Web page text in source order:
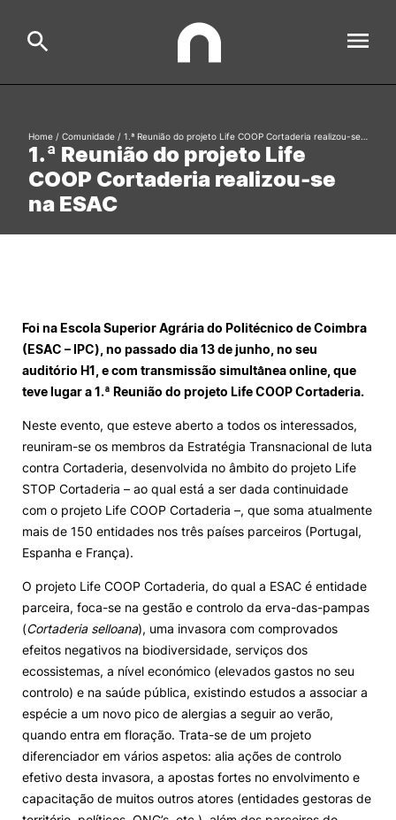
Estudar
International Relations
Ofertas de Emprego e Informações Úteis
Loja da Agrária
Mudança de Par Instituição/Curso
©2026 Instituto Politécnico de Coimbra. Todos os direitos reservados.
Search
Formative Offer
1.ª Reunião do projeto Life
COOP Cortaderia realizou-se
na ESAC
Home / Comunidade / 1.ª Reunião do projeto Life COOP Cortaderia realizou-se…
Foi na Escola Superior Agrária do Politécnico de Coimbra
(ESAC – IPC), no passado dia 13 de junho, no seu
auditório H1, e com transmissão simultânea online, que
teve lugar a 1.ª Reunião do projeto Life COOP Cortaderia.
Neste evento, que esteve aberto a todos os interessados,
reuniram-se os membros da Estratégia Transnacional de luta
contra Cortaderia, desenvolvida no âmbito do projeto Life
STOP Cortaderia – ao qual está a ser dada continuidade
com o projeto Life COOP Cortaderia –, que soma atualmente
mais de 150 entidades nos três países parceiros (Portugal,
Espanha e França).
O projeto Life COOP Cortaderia, do qual a ESAC é entidade
parceira, foca-se na gestão e controlo da erva-das-pampas
(Cortaderia selloana), uma invasora com comprovados
efeitos negativos na biodiversidade, serviços dos
ecossistemas, a nível económico (elevados gastos no seu
controlo) e na saúde pública, existindo estudos a associar a
espécie a um novo pico de alergias a seguir ao verão,
quando entra em floração. Trata-se de um projeto
diferenciador em vários aspetos: alia ações de controlo
efetivo desta invasora, a apostas fortes no envolvimento e
capacitação de muitos outros atores (entidades gestoras de